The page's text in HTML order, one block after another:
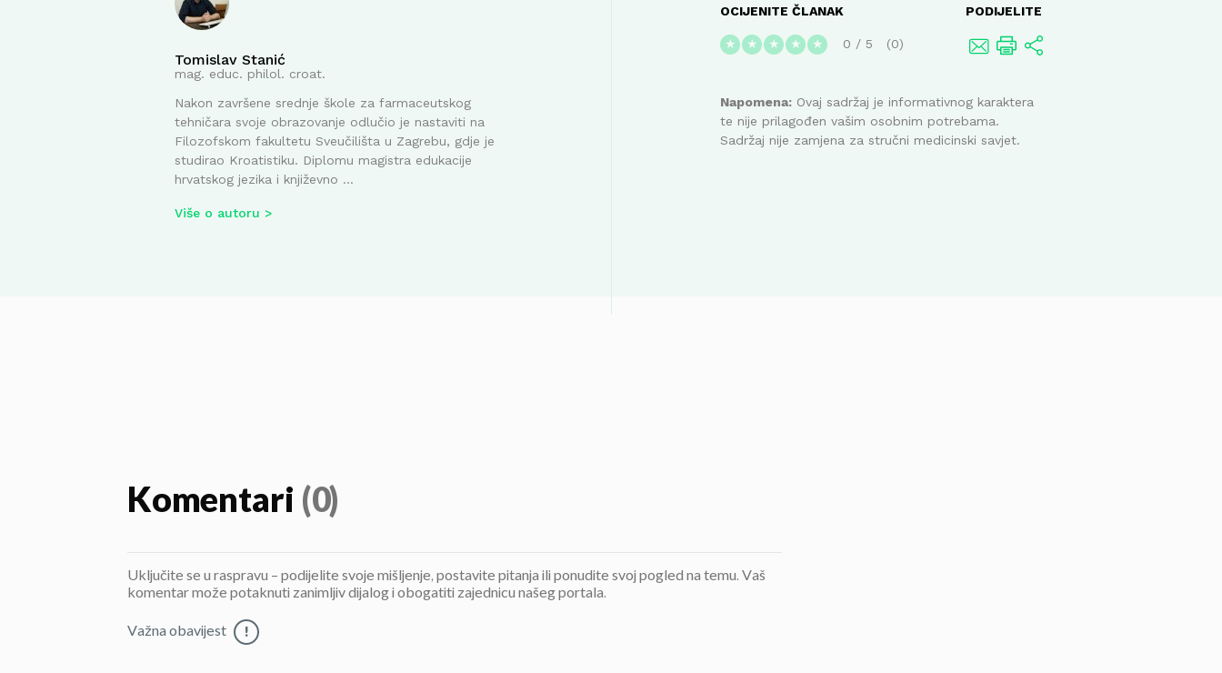
Tomislav Stanić
mag. educ. philol. croat.
Nakon završene srednje škole za farmaceutskog
tehničara svoje obrazovanje odlučio je nastaviti na
Filozofskom fakultetu Sveučilišta u Zagrebu, gdje je
studirao Kroatistiku. Diplomu magistra edukacije
hrvatskog jezika i književno ...
Više o autoru
OCIJENITE ČLANAK
★ ★ ★ ★ ★ 0 / 5 0
PODIJELITE
Napomena: Ovaj sadržaj je informativnog karaktera
te nije prilagođen vašim osobnim potrebama.
Sadržaj nije zamjena za stručni medicinski savjet.
Komentari (0)
Uključite se u raspravu – podijelite svoje mišljenje, postavite pitanja ili ponudite svoj pogled na temu. Vaš
komentar može potaknuti zanimljiv dijalog i obogatiti zajednicu našeg portala.
Važna obavijest !